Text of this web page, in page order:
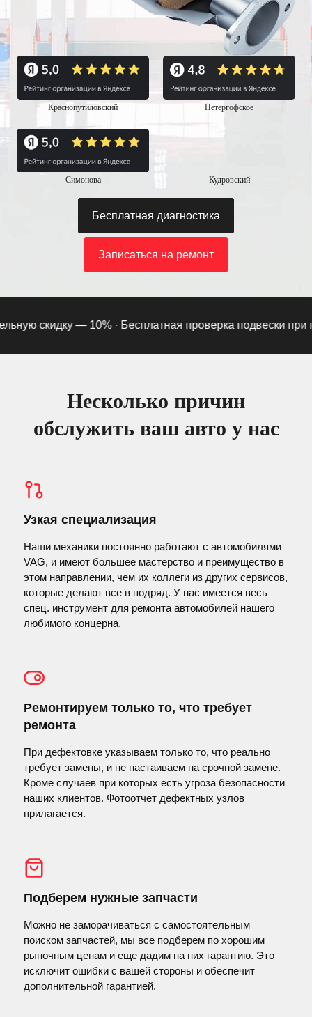
Краснопутиловский Петергофское
Симонова Кудровский
Бесплатная диагностика
Записаться на ремонт
скидку — 10% ·Бесплатная проверка подвески при
Несколько причин
обслужить ваш авто у нас
Узкая специализация
Наши механики постоянно работают с автомобилями
VAG, и имеют большее мастерство и преимущество в
этом направлении, чем их коллеги из других сервисов,
которые делают все в подряд. У нас имеется весь
спец. инструмент для ремонта автомобилей нашего
любимого концерна.
Ремонтируем только то, что требует
ремонта
При дефектовке указываем только то, что реально
требует замены, и не настаиваем на срочной замене.
Кроме случаев при которых есть угроза безопасности
наших клиентов. Фотоотчет дефектных узлов
прилагается.
Подберем нужные запчасти
Можно не заморачиваться с самостоятельным
поиском запчастей, мы все подберем по хорошим
рыночным ценам и еще дадим на них гарантию. Это
исключит ошибки с вашей стороны и обеспечит
дополнительной гарантией.